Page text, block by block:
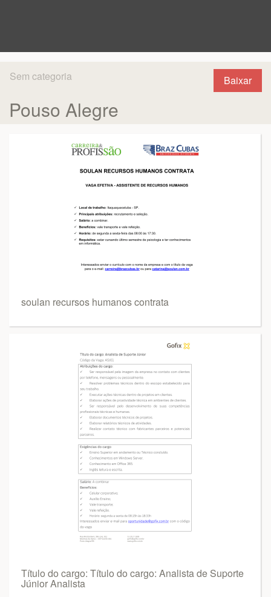
Baixar
Sem categoria
Pouso Alegre
soulan recursos humanos contrata
Título do cargo: Título do cargo: Analista de Suporte
Júnior Analista